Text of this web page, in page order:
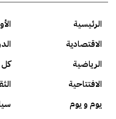
الرئيسية
الاقتصادية
الرياضية
كل
الافتتاحية
يوم و يوم